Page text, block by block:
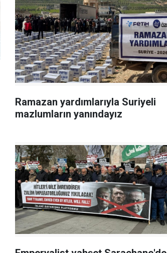
Ramazan yardımlarıyla Suriyeli
mazlumların yanındayız